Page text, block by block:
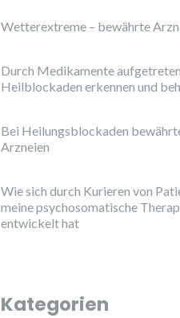
Wetterextreme – bewährte
Durch Medikamente
Heilblockaden erkennen und
Bei Heilungsblockaden
Arzneien
Wie sich durch Kurieren von
meine psychosomatische
entwickelt hat
Kategorien